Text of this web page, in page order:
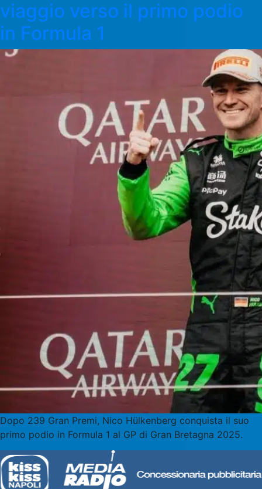
viaggio verso il primo podio
in Formula 1
Dopo 239 Gran Premi, Nico Hülkenberg conquista il suo
primo podio in Formula 1 al GP di Gran Bretagna 2025.